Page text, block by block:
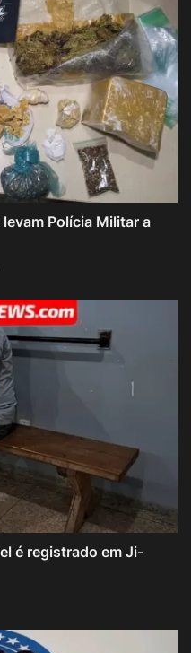
Polícia Militar a
é registrado em Ji-